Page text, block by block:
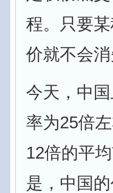
程。只要
价就不会消
今天，中
率为25倍
12倍的平
是，中国